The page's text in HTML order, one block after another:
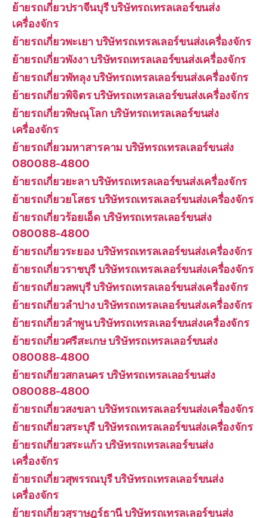
ย้ายรถเกี่ยวปราจีนบุรี บริษัทรถเทรลเลอร์ขนส่ง
เครื่องจักร
ย้ายรถเกี่ยวพะเยา บริษัทรถเทรลเลอร์ขนส่งเครื่องจักร
ย้ายรถเกี่ยวพังงา บริษัทรถเทรลเลอร์ขนส่งเครื่องจักร
ย้ายรถเกี่ยวพัทลุง บริษัทรถเทรลเลอร์ขนส่งเครื่องจักร
ย้ายรถเกี่ยวพิจิตร บริษัทรถเทรลเลอร์ขนส่งเครื่องจักร
ย้ายรถเกี่ยวพิษณุโลก บริษัทรถเทรลเลอร์ขนส่ง
เครื่องจักร
ย้ายรถเกี่ยวมหาสารคาม บริษัทรถเทรลเลอร์ขนส่ง
080088-4800
ย้ายรถเกี่ยวยะลา บริษัทรถเทรลเลอร์ขนส่งเครื่องจักร
ย้ายรถเกี่ยวยโสธร บริษัทรถเทรลเลอร์ขนส่งเครื่องจักร
ย้ายรถเกี่ยวร้อยเอ็ด บริษัทรถเทรลเลอร์ขนส่ง
080088-4800
ย้ายรถเกี่ยวระยอง บริษัทรถเทรลเลอร์ขนส่งเครื่องจักร
ย้ายรถเกี่ยวราชบุรี บริษัทรถเทรลเลอร์ขนส่งเครื่องจักร
ย้ายรถเกี่ยวลพบุรี บริษัทรถเทรลเลอร์ขนส่งเครื่องจักร
ย้ายรถเกี่ยวลำปาง บริษัทรถเทรลเลอร์ขนส่งเครื่องจักร
ย้ายรถเกี่ยวลำพูน บริษัทรถเทรลเลอร์ขนส่งเครื่องจักร
ย้ายรถเกี่ยวศรีสะเกษ บริษัทรถเทรลเลอร์ขนส่ง
080088-4800
ย้ายรถเกี่ยวสกลนคร บริษัทรถเทรลเลอร์ขนส่ง
080088-4800
ย้ายรถเกี่ยวสงขลา บริษัทรถเทรลเลอร์ขนส่งเครื่องจักร
ย้ายรถเกี่ยวสระบุรี บริษัทรถเทรลเลอร์ขนส่งเครื่องจักร
ย้ายรถเกี่ยวสระแก้ว บริษัทรถเทรลเลอร์ขนส่ง
เครื่องจักร
ย้ายรถเกี่ยวสุพรรณบุรี บริษัทรถเทรลเลอร์ขนส่ง
เครื่องจักร
ย้ายรถเกี่ยวสุราษฎร์ธานี บริษัทรถเทรลเลอร์ขนส่ง